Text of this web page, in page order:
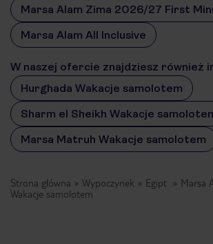
Marsa Alam Zima 2026/27 First
Marsa Alam All Inclusive
W naszej ofercie znajdziesz również
Hurghada Wakacje samolotem
Sharm el Sheikh Wakacje
Marsa Matruh Wakacje samolotem
Strona główna Wypoczynek Egipt
Marsa
Wakacje samolotem